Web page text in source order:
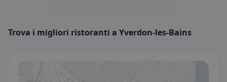
Trova i migliori ristoranti a Yverdon-les-Bains